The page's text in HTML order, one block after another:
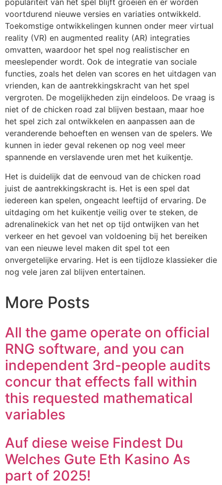
populariteit van het spel blijft groeien en er worden
voortdurend nieuwe versies en variaties ontwikkeld.
Toekomstige ontwikkelingen kunnen onder meer virtual
reality (VR) en augmented reality (AR) integraties
omvatten, waardoor het spel nog realistischer en
meeslepender wordt. Ook de integratie van sociale
functies, zoals het delen van scores en het uitdagen van
vrienden, kan de aantrekkingskracht van het spel
vergroten. De mogelijkheden zijn eindeloos. De vraag is
niet of de chicken road zal blijven bestaan, maar hoe
het spel zich zal ontwikkelen en aanpassen aan de
veranderende behoeften en wensen van de spelers. We
kunnen in ieder geval rekenen op nog veel meer
spannende en verslavende uren met het kuikentje.
Het is duidelijk dat de eenvoud van de chicken road
juist de aantrekkingskracht is. Het is een spel dat
iedereen kan spelen, ongeacht leeftijd of ervaring. De
uitdaging om het kuikentje veilig over te steken, de
adrenalinekick van het net op tijd ontwijken van het
verkeer en het gevoel van voldoening bij het bereiken
van een nieuwe level maken dit spel tot een
onvergetelijke ervaring. Het is een tijdloze klassieker die
nog vele jaren zal blijven entertainen.
More Posts
All the game operate on official
RNG software, and you can
independent 3rd-people audits
concur that effects fall within
this requested mathematical
variables
Auf diese weise Findest Du
Welches Gute Eth Kasino As
part of 2025!